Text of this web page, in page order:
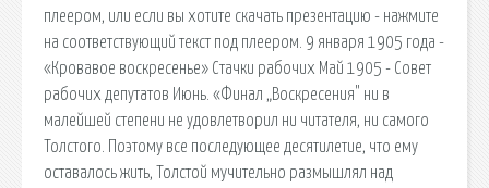
плеером, или если вы хотите скачать презентацию - нажмите
на соответствующий текст под плеером. 9 января 1905 года -
«Кровавое воскресенье» Стачки рабочих Май 1905 - Совет
рабочих депутатов Июнь. «Финал „Воскресения" ни в
малейшей степени не удовлетворил ни читателя, ни самого
Толстого. Поэтому все последующее десятилетие, что ему
оставалось жить, Толстой мучительно размышлял над